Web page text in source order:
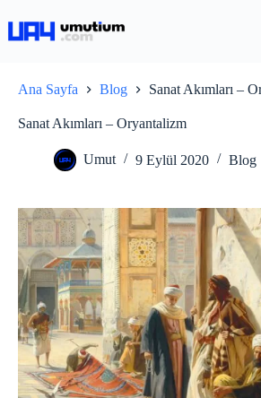
Ana Sayfa Blog Sanat Akımları –
Sanat Akımları – Oryantalizm
Umut 9 Eylül 2020 Blog